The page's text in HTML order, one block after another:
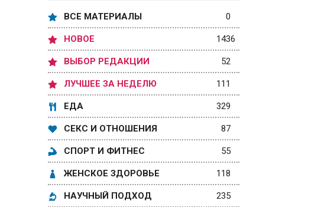
ВСЕ МАТЕРИАЛЫ 0
НОВОЕ 1436
ВЫБОР РЕДАКЦИИ 52
ЛУЧШЕЕ ЗА НЕДЕЛЮ 111
ЕДА 329
СЕКС И ОТНОШЕНИЯ 87
СПОРТ И ФИТНЕС 55
ЖЕНСКОЕ ЗДОРОВЬЕ 118
НАУЧНЫЙ ПОДХОД 235